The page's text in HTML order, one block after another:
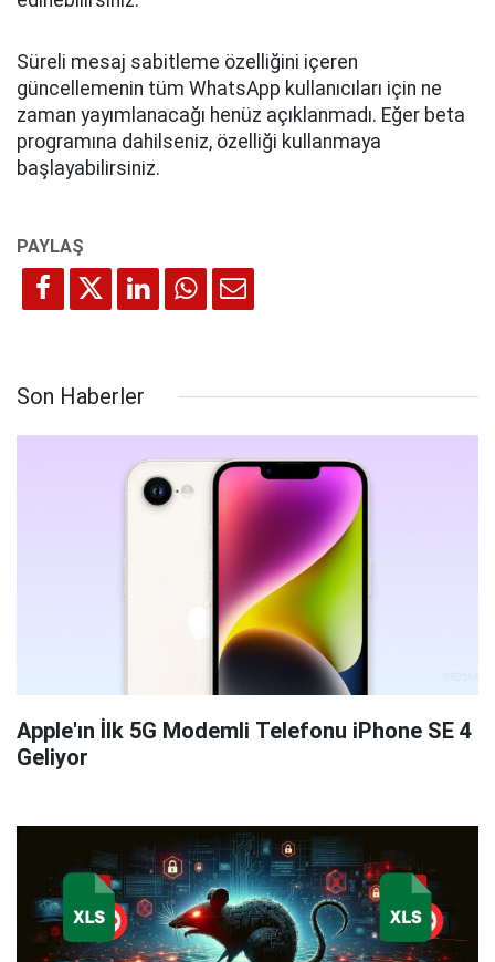
Süreli mesaj sabitleme özelliğini içeren
güncellemenin tüm WhatsApp kullanıcıları için ne
zaman yayımlanacağı henüz açıklanmadı. Eğer beta
programına dahilseniz, özelliği kullanmaya
başlayabilirsiniz.
Son Haberler
Apple'ın İlk 5G Modemli Telefonu iPhone SE 4
Geliyor